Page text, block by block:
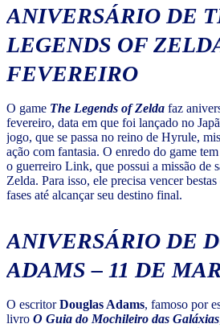
ANIVERSÁRIO DE
LEGENDS OF
FEVEREIRO
O game The Legends of Zelda faz
fevereiro, data em que foi lançado no
jogo, que se passa no reino de Hyrule,
ação com fantasia. O enredo do game
o guerreiro Link, que possui a missão de
Zelda. Para isso, ele precisa vencer
fases até alcançar seu destino final.
ANIVERSÁRIO DE
ADAMS – 11 DE
O escritorDouglas Adams, famoso por
livro O Guia do Mochileiro das Galáxias